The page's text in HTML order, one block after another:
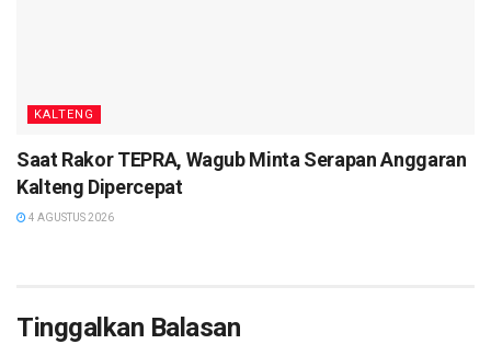
KALTENG
Saat Rakor TEPRA, Wagub Minta Serapan Anggaran
Kalteng Dipercepat
4 AGUSTUS 2026
Tinggalkan Balasan